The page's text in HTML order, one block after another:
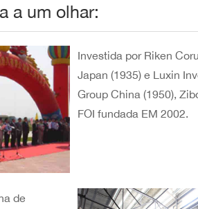
a um olhar:
Investida por Riken
Japan (1935) e Luxin
Group China (1950),
FOI fundada EM 2002.
de